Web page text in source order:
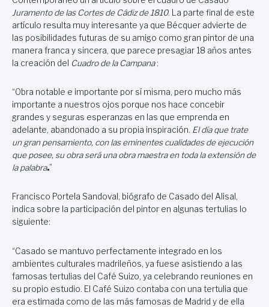
Juramento de las Cortes de Cádiz de 1810. La parte final de este
artículo resulta muy interesante ya que Bécquer advierte de
las posibilidades futuras de su amigo como gran pintor de una
manera franca y sincera, que parece presagiar 18 años antes
la creación del Cuadro de la Campana:
“Obra notable e importante por sí misma, pero mucho más
importante a nuestros ojos porque nos hace concebir
grandes y seguras esperanzas en las que emprenda en
adelante, abandonado a su propia inspiración. El día que trate
un gran pensamiento, con las eminentes cualidades de ejecución
que posee, su obra será una obra maestra en toda la extensión de
la palabra.”
Francisco Portela Sandoval, biógrafo de Casado del Alisal,
indica sobre la participación del pintor en algunas tertulias lo
siguiente:
“Casado se mantuvo perfectamente integrado en los
ambientes culturales madrileños, ya fuese asistiendo a las
famosas tertulias del Café Suizo, ya celebrando reuniones en
su propio estudio. El Café Suizo contaba con una tertulia que
era estimada como de las más famosas de Madrid y de ella